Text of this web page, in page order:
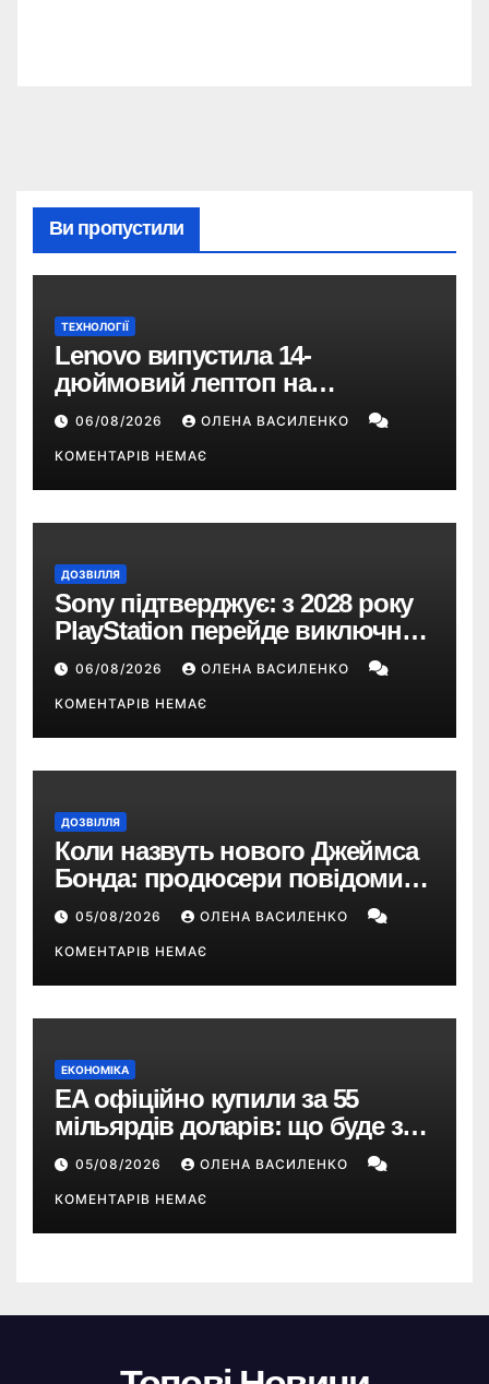
Ви пропустили
ТЕХНОЛОГІЇ
Lenovo випустила 14-
дюймовий лептоп на
Snapdragon X2 з автономністю
понад 33 години
06/08/2026 ОЛЕНА ВАСИЛЕНКО
КОМЕНТАРІВ НЕМАЄ
ДОЗВІЛЛЯ
Sony підтверджує: з 2028 року
PlayStation перейде виключно
на цифрові ігри
06/08/2026 ОЛЕНА ВАСИЛЕНКО
КОМЕНТАРІВ НЕМАЄ
ДОЗВІЛЛЯ
Коли назвуть нового Джеймса
Бонда: продюсери повідомили
про терміни кастингу
05/08/2026 ОЛЕНА ВАСИЛЕНКО
КОМЕНТАРІВ НЕМАЄ
ЕКОНОМІКА
EA офіційно купили за 55
мільярдів доларів: що буде з
EA Sports FC, Battlefield і The
Sims
05/08/2026 ОЛЕНА ВАСИЛЕНКО
КОМЕНТАРІВ НЕМАЄ